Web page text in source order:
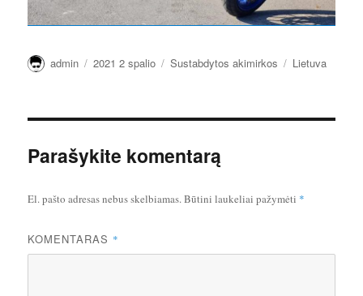
Autorius
admin Paskelbta
2021 2 spalio Kategorijos
Sustabdytos akimirkos Žymos
Lietuva
Parašykite komentarą
El. pašto adresas nebus skelbiamas.Būtini laukeliai pažymėti *
KOMENTARAS *